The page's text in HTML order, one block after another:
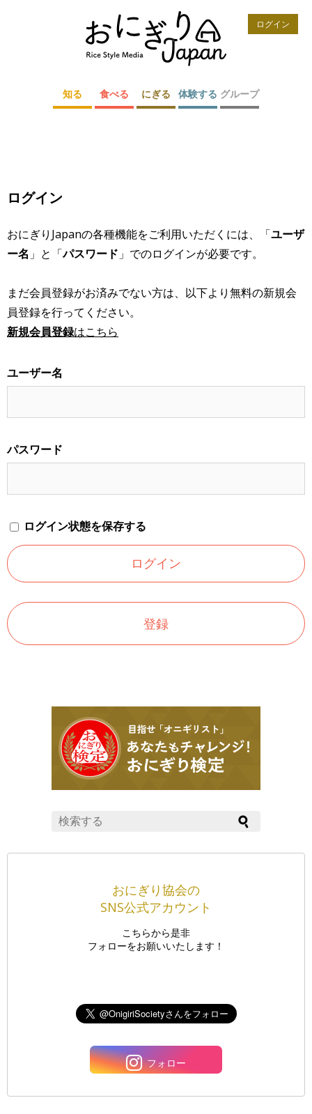
ログイン
知る 食べる にぎる 体験する グループ
ログイン
おにぎりJapanの各種機能をご利用いただくには、「ユーザ
ー名 」と「パスワード 」でのログインが必要です。
まだ会員登録がお済みでない方は、以下より無料の新規会
員登録を行ってください。
新規会員登録はこちら
ユーザー名
パスワード
ログイン状態を保存する
登録
おにぎり協会の
SNS公式アカウント
こちらから是非
フォローをお願いいたします！
フォロー